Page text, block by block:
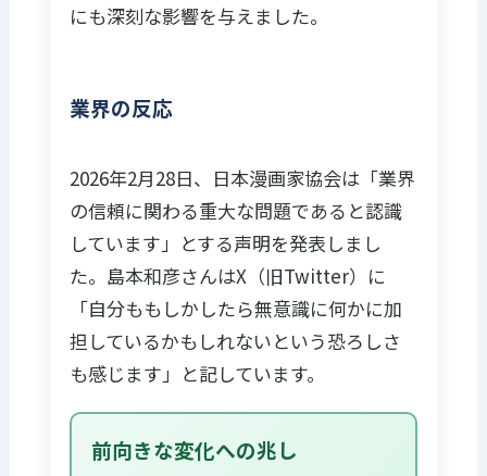
にも深刻な影響を与えました。
業界の反応
2026年2月28日、日本漫画家協会は「業界
の信頼に関わる重大な問題であると認識
しています」とする声明を発表しまし
た。島本和彦さんはX（旧Twitter）に
「自分ももしかしたら無意識に何かに加
担しているかもしれないという恐ろしさ
も感じます」と記しています。
前向きな変化への兆し